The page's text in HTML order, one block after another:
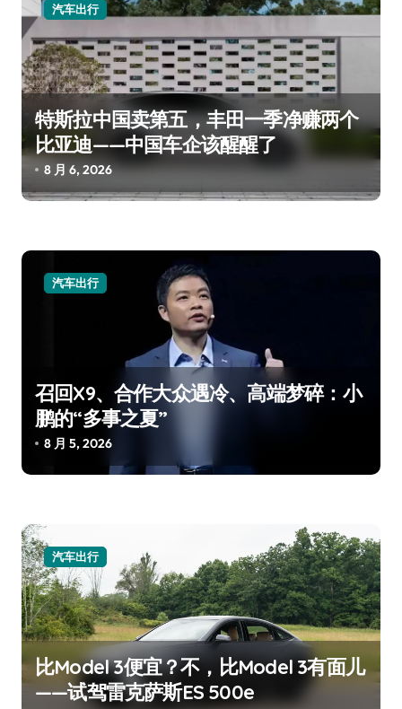
汽车出行
特斯拉中国卖第五，丰田一季净赚两个
比亚迪——中国车企该醒醒了
8 月 6, 2026
汽车出行
召回X9、合作大众遇冷、高端梦碎：小
鹏的“多事之夏”
8 月 5, 2026
汽车出行
比Model 3便宜？不，比Model 3有面儿
——试驾雷克萨斯ES 500e